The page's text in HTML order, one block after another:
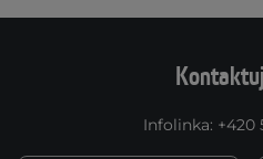
Infolinka: +420